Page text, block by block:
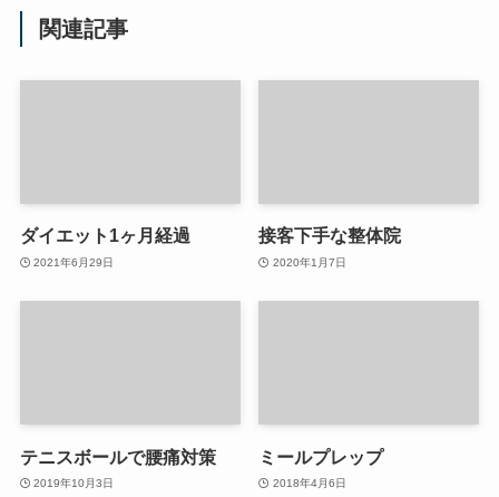
関連記事
ダイエット1ヶ月経過
2021年6月29日
接客下手な整体院
2020年1月7日
テニスボールで腰痛対策
2019年10月3日
ミールプレップ
2018年4月6日